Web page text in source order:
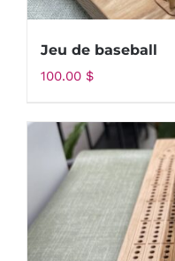
Jeu de baseball
100.00 $